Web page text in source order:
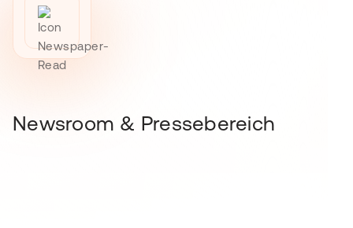
Newsroom & Pressebereich